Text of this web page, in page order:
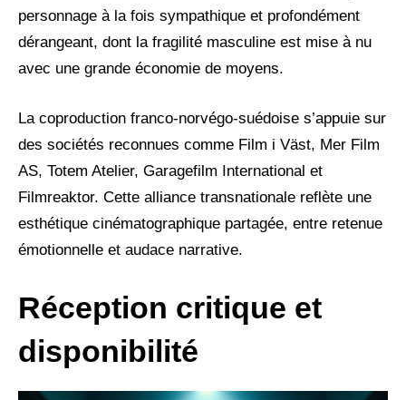
personnage à la fois sympathique et profondément
dérangeant, dont la fragilité masculine est mise à nu
avec une grande économie de moyens.
La coproduction franco-norvégo-suédoise s’appuie sur
des sociétés reconnues comme Film i Väst, Mer Film
AS, Totem Atelier, Garagefilm International et
Filmreaktor. Cette alliance transnationale reflète une
esthétique cinématographique partagée, entre retenue
émotionnelle et audace narrative.
Réception critique et
disponibilité